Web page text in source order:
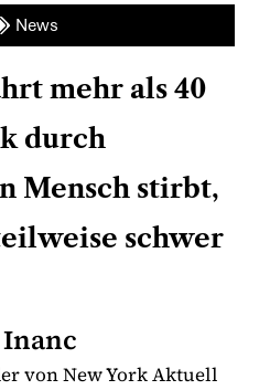
News
mehr als 40
durch
Mensch stirbt,
schwer
von New York Aktuell